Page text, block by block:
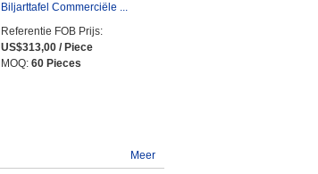
Biljarttafel Commerciële ...
Referentie FOB Prijs:
US$313,00 / Piece
MOQ: 60 Pieces
Meer